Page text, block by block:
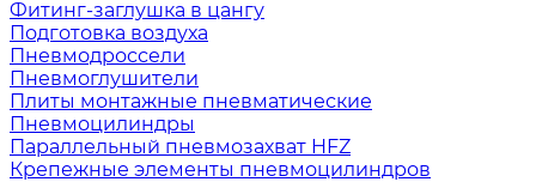
Фитинг-заглушка в цангу
Подготовка воздуха
Пневмодроссели
Пневмоглушители
Плиты монтажные пневматические
Пневмоцилиндры
Параллельный пневмозахват HFZ
Крепежные элементы пневмоцилиндров